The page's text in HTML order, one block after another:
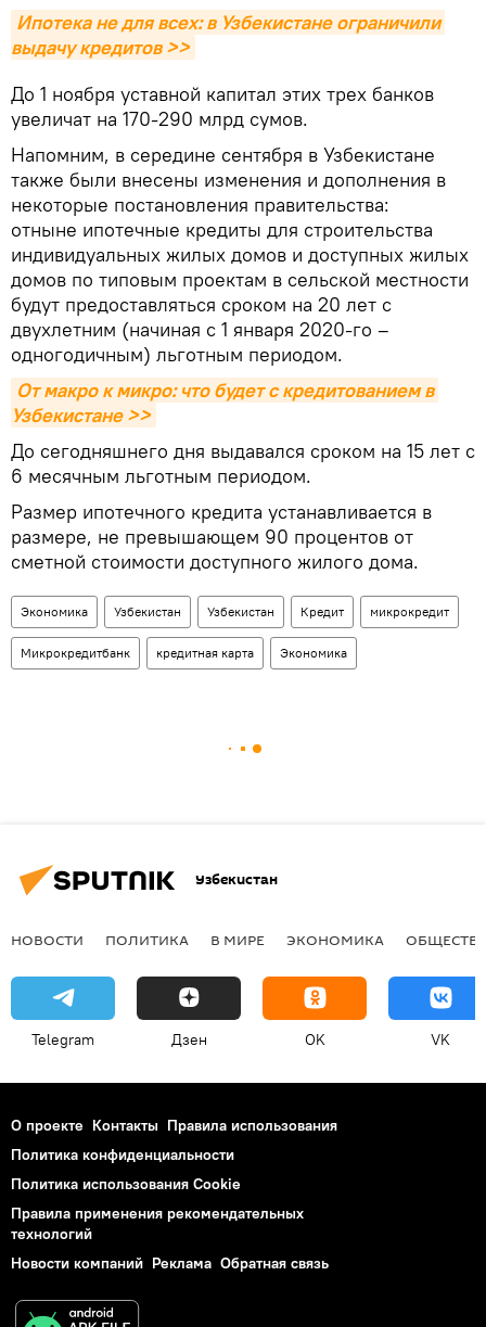
Ипотека не для всех: в Узбекистане ограничили
выдачу кредитов >>
До 1 ноября уставной капитал этих трех банков
увеличат на 170-290 млрд сумов.
Напомним, в середине сентября в Узбекистане
также были внесены изменения и дополнения в
некоторые постановления правительства:
отныне ипотечные кредиты для строительства
индивидуальных жилых домов и доступных жилых
домов по типовым проектам в сельской местности
будут предоставляться сроком на 20 лет с
двухлетним (начиная с 1 января 2020-го –
одногодичным) льготным периодом.
От макро к микро: что будет с кредитованием в
Узбекистане >>
До сегодняшнего дня выдавался сроком на 15 лет с
6 месячным льготным периодом.
Размер ипотечного кредита устанавливается в
размере, не превышающем 90 процентов от
сметной стоимости доступного жилого дома.
Экономика Узбекистан Узбекистан Кредит микрокредит
Микрокредитбанк кредитная карта Экономика
Узбекистан
НОВОСТИ ПОЛИТИКА В МИРЕ ЭКОНОМИКА
Telegram Дзен OK VK
О проекте Контакты Правила использования
Политика конфиденциальности
Политика использования Cookie
Правила применения рекомендательных
технологий
Новости компаний Реклама Обратная связь